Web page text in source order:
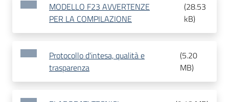
MODELLO F23 AVVERTENZE
PER LA COMPILAZIONE
(28.53
kB)
Protocollo d'intesa, qualità e
trasparenza
(5.20
MB)